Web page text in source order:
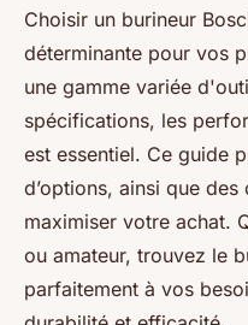
Burineur
choisir le
Benjamin•23 avril 2025•5
Choisir un burineur
déterminante pour vos
une gamme variée
spécifications, les
est essentiel. Ce guide
d’options, ainsi que
maximiser votre achat.
ou amateur, trouvez le
parfaitement à vos